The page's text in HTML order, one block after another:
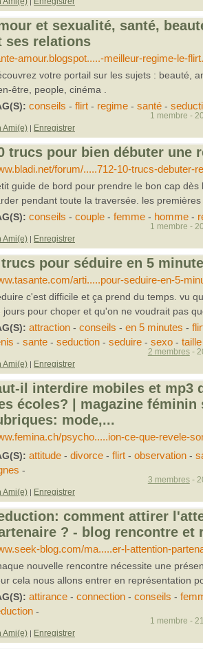
et sexualité, santé,
ses relations
amour.blogspot.....-meilleur-regime-le-
votre portail sur les sujets : beauté,
être, people, cinéma .
conseils - flirt- regime- santé-
Ami(e) | Enregistrer
1 membre -
trucs pour bien débuter une
forum/.....712-10-trucs-debuter-
guide de bord pour prendre le bon cap
pendant toute la traversée. les premières
conseils - couple- femme- homme-
Ami(e) | Enregistrer
1 membre -
pour séduire en 5
arti.....pour-seduire-en-5-
c'est difficile et ça prend du temps. vu
jours pour choper et qu'on ne voudrait pas
attraction- conseils - en 5 minutes -
- sante- seduction- seduire- sexo- taille
Ami(e) | Enregistrer
2 membres-
il interdire mobiles et mp3
écoles? | magazine féminin
mode,...
psycho.....ion-ce-que-revele-
attitude- divorce- flirt- observation-
-
Ami(e) | Enregistrer
3 membres-
comment attirer
? - blog rencontre et
blog.com/ma.....er-l-attention-
nouvelle rencontre nécessite une
cela nous allons entrer en représentation
attirance- connection- conseils -
-
Ami(e) | Enregistrer
1 membre -